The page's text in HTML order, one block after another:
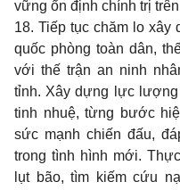
vững ổn định chính trị
18. Tiếp tục chăm lo xây
quốc phòng toàn dân,
với thế trận an ninh
tỉnh. Xây dựng lực
tinh nhuệ, từng bước
sức mạnh chiến đấu,
trong tình hình mới.
lụt bão, tìm kiếm cứu